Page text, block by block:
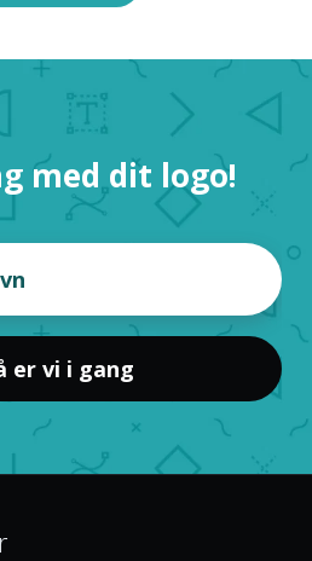
med dit logo!
er vi i gang